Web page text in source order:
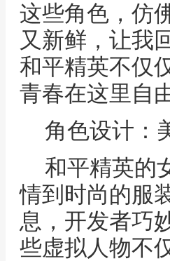
这些角色，仿
又新鲜，让我
和平精英不仅
青春在这里自
角色设计：
和平精英的
情到时尚的服
息，开发者巧
些虚拟人物不